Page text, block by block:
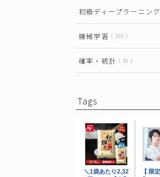
初級ディープラーニング
機械学習 169
確率・統計 36
Tags